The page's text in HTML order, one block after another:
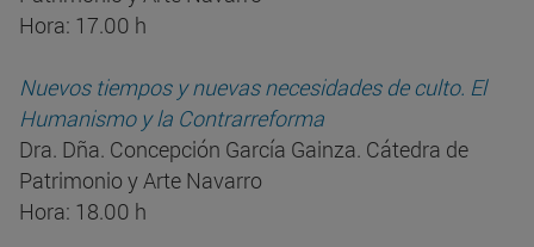
Hora: 17.00 h
Nuevos tiempos y nuevas necesidades de culto. El
Humanismo y la Contrarreforma
Dra. Dña. Concepción García Gainza. Cátedra de
Patrimonio y Arte Navarro
Hora: 18.00 h